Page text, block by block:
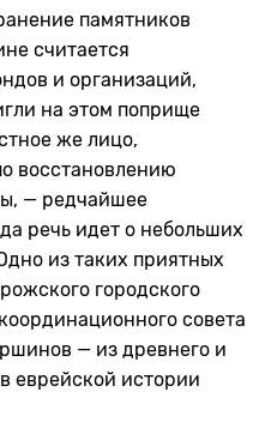
памятников
считается
и организаций,
на этом поприще
же лицо,
восстановлению
— редчайшее
речь идет о небольших
из таких приятных
городского
совета
— из древнего и
еврейской истории